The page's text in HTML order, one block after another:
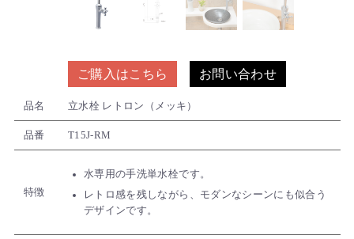
ご購入はこちら お問い合わせ
品名 立水栓 レトロン（メッキ）
品番 T15J-RM
特徴
水専用の手洗単水栓です。
レトロ感を残しながら、モダンなシーンにも似合う
デザインです。